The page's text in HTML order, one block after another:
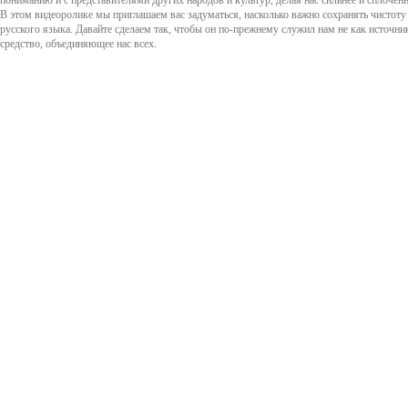
В этом видеоролике мы приглашаем вас задуматься, насколько важно сохранять
русского языка. Давайте сделаем так, чтобы он по-прежнему служил нам не как
средство, объединяющее нас всех.